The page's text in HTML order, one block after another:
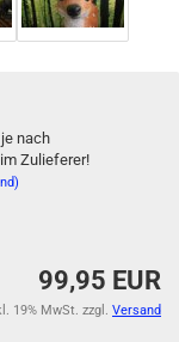
nach
Zulieferer!
99,95 EUR
19% MwSt. zzgl. Versand